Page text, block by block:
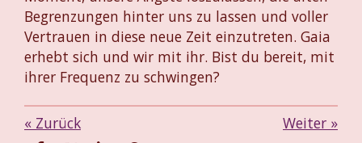
Begrenzungen hinter uns zu lassen und voller
Vertrauen in diese neue Zeit einzutreten. Gaia
erhebt sich und wir mit ihr. Bist du bereit, mit
ihrer Frequenz zu schwingen?
« Zurück Weiter »